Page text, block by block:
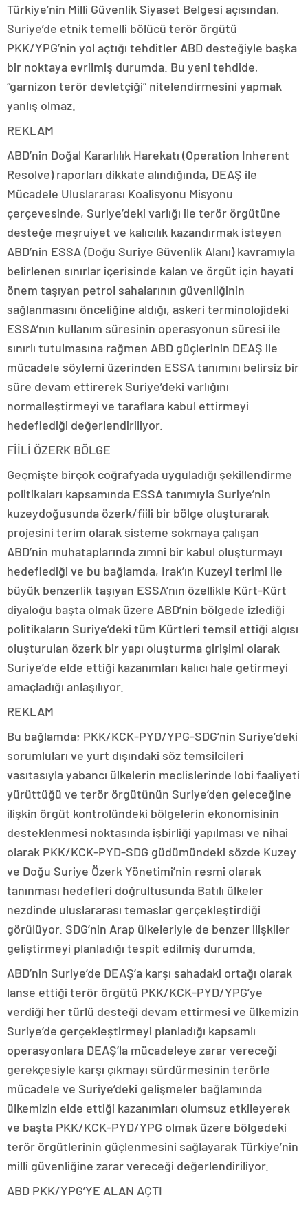
Türkiye’nin Milli Güvenlik Siyaset Belgesi açısından,
Suriye’de etnik temelli bölücü terör örgütü
PKK/YPG’nin yol açtığı tehditler ABD desteğiyle başka
bir noktaya evrilmiş durumda. Bu yeni tehdide,
“garnizon terör devletçiği” nitelendirmesini yapmak
yanlış olmaz.
REKLAM
ABD’nin Doğal Kararlılık Harekatı (Operation Inherent
Resolve) raporları dikkate alındığında, DEAŞ ile
Mücadele Uluslararası Koalisyonu Misyonu
çerçevesinde, Suriye’deki varlığı ile terör örgütüne
desteğe meşruiyet ve kalıcılık kazandırmak isteyen
ABD’nin ESSA (Doğu Suriye Güvenlik Alanı) kavramıyla
belirlenen sınırlar içerisinde kalan ve örgüt için hayati
önem taşıyan petrol sahalarının güvenliğinin
sağlanmasını önceliğine aldığı, askeri terminolojideki
ESSA’nın kullanım süresinin operasyonun süresi ile
sınırlı tutulmasına rağmen ABD güçlerinin DEAŞ ile
mücadele söylemi üzerinden ESSA tanımını belirsiz bir
süre devam ettirerek Suriye’deki varlığını
normalleştirmeyi ve taraflara kabul ettirmeyi
hedeflediği değerlendiriliyor.
FİİLİ ÖZERK BÖLGE
Geçmişte birçok coğrafyada uyguladığı şekillendirme
politikaları kapsamında ESSA tanımıyla Suriye’nin
kuzeydoğusunda özerk/fiili bir bölge oluşturarak
projesini terim olarak sisteme sokmaya çalışan
ABD’nin muhataplarında zımni bir kabul oluşturmayı
hedeflediği ve bu bağlamda, Irak’ın Kuzeyi terimi ile
büyük benzerlik taşıyan ESSA’nın özellikle Kürt-Kürt
diyaloğu başta olmak üzere ABD’nin bölgede izlediği
politikaların Suriye’deki tüm Kürtleri temsil ettiği algısı
oluşturulan özerk bir yapı oluşturma girişimi olarak
Suriye’de elde ettiği kazanımları kalıcı hale getirmeyi
amaçladığı anlaşılıyor.
REKLAM
Bu bağlamda; PKK/KCK-PYD/YPG-SDG’nin Suriye’deki
sorumluları ve yurt dışındaki söz temsilcileri
vasıtasıyla yabancı ülkelerin meclislerinde lobi faaliyeti
yürüttüğü ve terör örgütünün Suriye’den geleceğine
ilişkin örgüt kontrolündeki bölgelerin ekonomisinin
desteklenmesi noktasında işbirliği yapılması ve nihai
olarak PKK/KCK-PYD-SDG güdümündeki sözde Kuzey
ve Doğu Suriye Özerk Yönetimi’nin resmi olarak
tanınması hedefleri doğrultusunda Batılı ülkeler
nezdinde uluslararası temaslar gerçekleştirdiği
görülüyor. SDG’nin Arap ülkeleriyle de benzer ilişkiler
geliştirmeyi planladığı tespit edilmiş durumda.
ABD’nin Suriye’de DEAŞ’a karşı sahadaki ortağı olarak
lanse ettiği terör örgütü PKK/KCK-PYD/YPG’ye
verdiği her türlü desteği devam ettirmesi ve ülkemizin
Suriye’de gerçekleştirmeyi planladığı kapsamlı
operasyonlara DEAŞ’la mücadeleye zarar vereceği
gerekçesiyle karşı çıkmayı sürdürmesinin terörle
mücadele ve Suriye’deki gelişmeler bağlamında
ülkemizin elde ettiği kazanımları olumsuz etkileyerek
ve başta PKK/KCK-PYD/YPG olmak üzere bölgedeki
terör örgütlerinin güçlenmesini sağlayarak Türkiye’nin
milli güvenliğine zarar vereceği değerlendiriliyor.
ABD PKK/YPG’YE ALAN AÇTI